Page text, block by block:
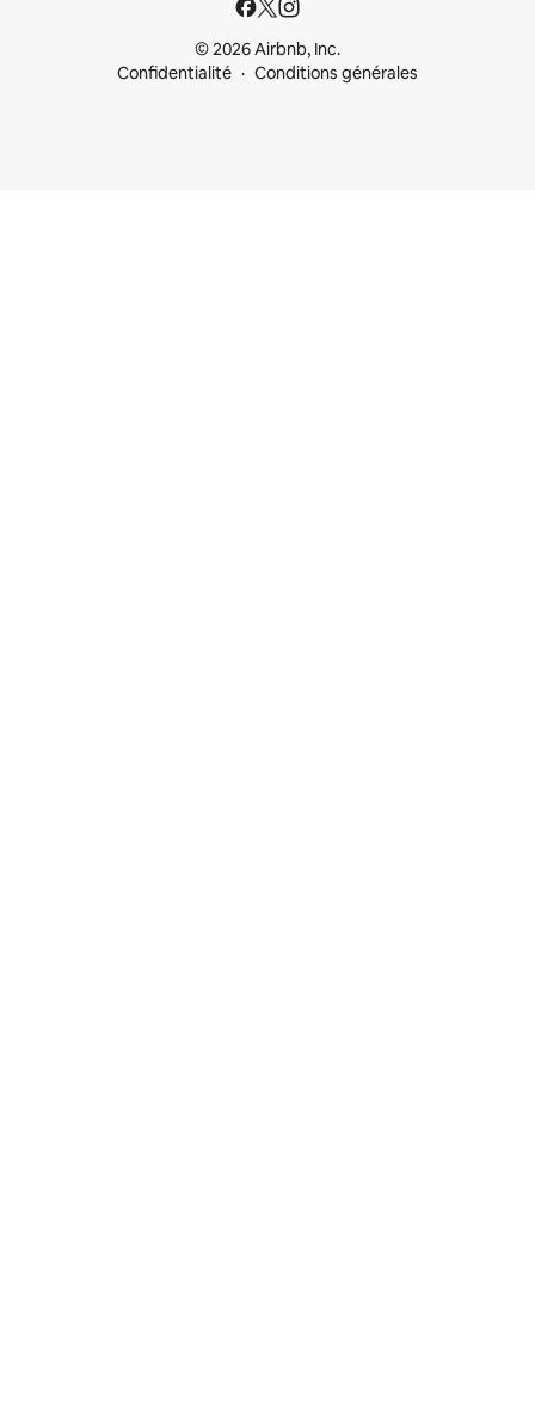
© 2026 Airbnb, Inc.
Confidentialité
Conditions générales